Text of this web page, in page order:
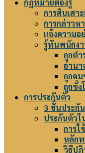
กฎหมายต้องรู้
การสืบเสา
การกล่าวห
แจ้งความอ
รู้ทันพนักง
ถูกตำ
อำนา
ถูกคุม
ถูกขัง
การประกันตัว
3 ชั้นประกั
ประกันตัว
การใ
หลัก
วิธีป